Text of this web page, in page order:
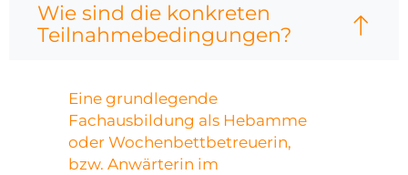
Wie sind die konkreten
Teilnahmebedingungen?
Eine grundlegende
Fachausbildung als Hebamme
oder Wochenbettbetreuerin,
bzw. Anwärterin im